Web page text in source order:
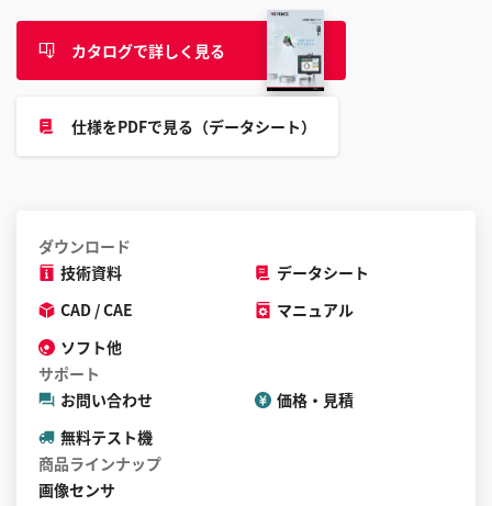
カタログで詳しく見る
仕様をPDFで見る（データシート）
ダウンロード
技術資料
データシート
CAD / CAE
マニュアル
ソフト他
サポート
お問い合わせ
価格・見積
無料テスト機
商品ラインナップ
画像センサ